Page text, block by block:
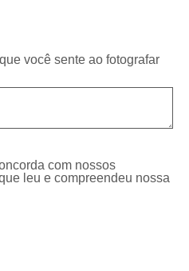
você sente ao fotografar
com nossos
leu e compreendeu nossa